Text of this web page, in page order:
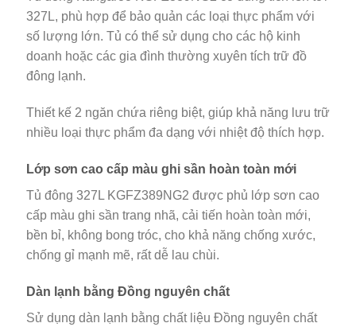
327L, phù hợp để bảo quản các loại thực phẩm với
số lượng lớn. Tủ có thể sử dụng cho các hộ kinh
doanh hoặc các gia đình thường xuyên tích trữ đồ
đông lạnh.
Thiết kế 2 ngăn chứa riêng biệt, giúp khả năng lưu trữ
nhiều loại thực phẩm đa dạng với nhiệt độ thích hợp.
Lớp sơn cao cấp màu ghi sần hoàn toàn mới
Tủ đông 327L KGFZ389NG2 được phủ lớp sơn cao
cấp màu ghi sần trang nhã, cải tiến hoàn toàn mới,
bền bỉ, không bong tróc, cho khả năng chống xước,
chống gỉ mạnh mẽ, rất dễ lau chùi.
Dàn lạnh bằng Đồng nguyên chất
Sử dụng dàn lạnh bằng chất liệu Đồng nguyên chất